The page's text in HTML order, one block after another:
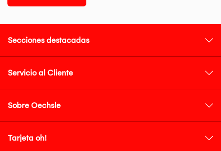
Secciones destacadas
Servicio al Cliente
Sobre Oechsle
Tarjeta oh!